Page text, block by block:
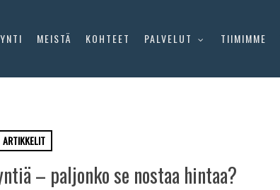
MEISTÄ KOHTEET PALVELUT TIIMIMME
ARTIKKELIT
– paljonko se nostaa hintaa?